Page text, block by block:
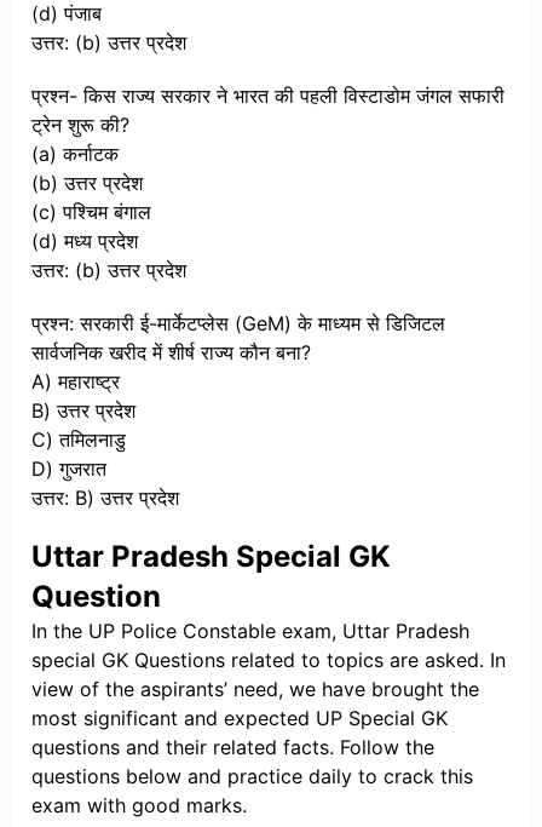
(d) पंजाब
उत्तर: (b) उत्तर प्रदेश
प्रश्न- किस राज्य सरकार ने भारत की पहली विस्टाडोम जंगल सफारी
ट्रेन शुरू की?
(a) कर्नाटक
(b) उत्तर प्रदेश
(c) पश्चिम बंगाल
(d) मध्य प्रदेश
उत्तर: (b) उत्तर प्रदेश
प्रश्न: सरकारी ई-मार्केटप्लेस (GeM) के माध्यम से डिजिटल
सार्वजनिक खरीद में शीर्ष राज्य कौन बना?
A) महाराष्ट्र
B) उत्तर प्रदेश
C) तमिलनाडु
D) गुजरात
उत्तर: B) उत्तर प्रदेश
Uttar Pradesh Special GK
Question
In the UP Police Constable exam, Uttar Pradesh
special GK Questions related to topics are asked. In
view of the aspirants’ need, we have brought the
most significant and expected UP Special GK
questions and their related facts. Follow the
questions below and practice daily to crack this
exam with good marks.